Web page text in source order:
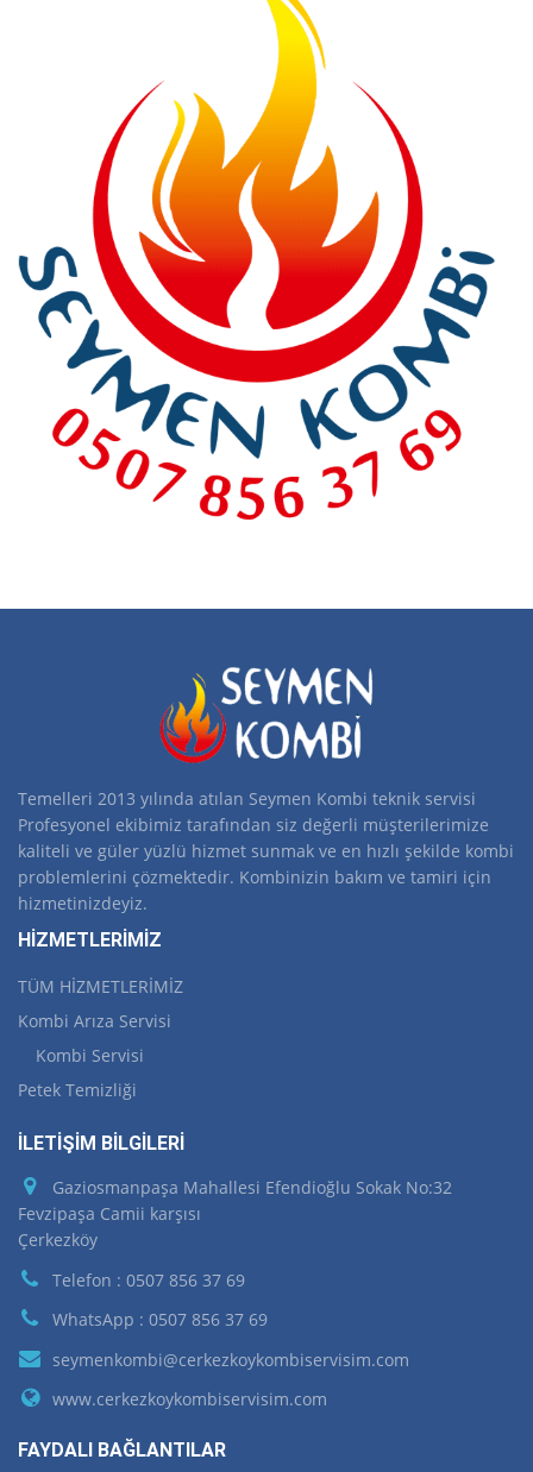
Temelleri 2013 yılında atılan Seymen Kombi teknik servisi
Profesyonel ekibimiz tarafından siz değerli müşterilerimize
kaliteli ve güler yüzlü hizmet sunmak ve en hızlı şekilde kombi
problemlerini çözmektedir. Kombinizin bakım ve tamiri için
hizmetinizdeyiz.
HİZMETLERİMİZ
TÜM HİZMETLERİMİZ
Kombi Arıza Servisi
Kombi Servisi
Petek Temizliği
İLETİŞİM BİLGİLERİ
Gaziosmanpaşa Mahallesi Efendioğlu Sokak No:32
Fevzipaşa Camii karşısı
Çerkezköy
Telefon : 0507 856 37 69
WhatsApp : 0507 856 37 69
seymenkombi@cerkezkoykombiservisim.com
www.cerkezkoykombiservisim.com
FAYDALI BAĞLANTILAR